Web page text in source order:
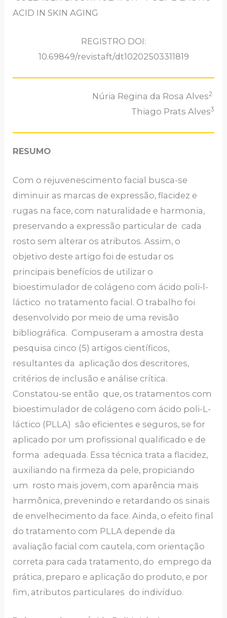
ACID IN SKIN AGING
REGISTRO DOI:
10.69849/revistaft/dt10202503311819
Núria Regina da Rosa Alves2
Thiago Prats Alves3
RESUMO
Com o rejuvenescimento facial busca-se
diminuir as marcas de expressão, flacidez e
rugas na face, com naturalidade e harmonia,
preservando a expressão particular de cada
rosto sem alterar os atributos. Assim, o
objetivo deste artigo foi de estudar os
principais benefícios de utilizar o
bioestimulador de colágeno com ácido poli-l-
láctico no tratamento facial. O trabalho foi
desenvolvido por meio de uma revisão
bibliográfica. Compuseram a amostra desta
pesquisa cinco (5) artigos científicos,
resultantes da aplicação dos descritores,
critérios de inclusão e análise crítica.
Constatou-se então que, os tratamentos com
bioestimulador de colágeno com ácido poli-L-
láctico (PLLA) são eficientes e seguros, se for
aplicado por um profissional qualificado e de
forma adequada. Essa técnica trata a flacidez,
auxiliando na firmeza da pele, propiciando
um rosto mais jovem, com aparência mais
harmônica, prevenindo e retardando os sinais
de envelhecimento da face. Ainda, o efeito final
do tratamento com PLLA depende da
avaliação facial com cautela, com orientação
correta para cada tratamento, do emprego da
prática, preparo e aplicação do produto, e por
fim, atributos particulares do indivíduo.